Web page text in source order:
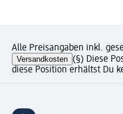
Alle Preisangaben inkl.
Versandkosten (§) Diese
diese Position erhältst Du